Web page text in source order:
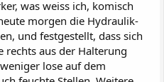
was weiss ich, komisch
morgen die Hydraulik-
und festgestellt, dass sich
aus der Halterung
lose auf dem